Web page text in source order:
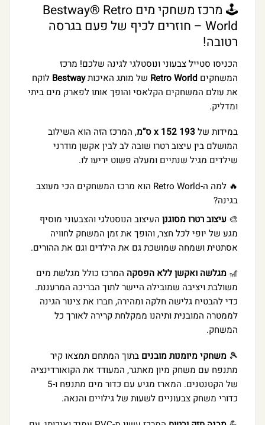
🕹️ מרכז משחקי מים Bestway® Retro
World – חוזרים לכיף של פעם בגרסה
רטובה!
הכניסו סטייל צבעוני ונוסטלגי לגינה שלכם! מרכז
המשחקים Retro World של מותג האיכותBestway לוקח
את עולם המשחקים הקלאסי והופך אותו לפארק מים ביתי
ומדליק.
במידות של193 x 152 ס”מ
, המרכז הזה הוא השילוב
המושלם בין עיצוב רטרו שובה לב לבין אקשן מודרני
שילדים מגיל שנתיים ומעלה פשוט יריעו לו.
🔥 למה ה-Retro World הוא מרכז המשחקים הכי מעוצב
בגינה?
🎨 עיצוב רטרו מסוגנן העיצוב הנוסטלגי והצבעוני מוסיף
מגע של יופי לכל חצר, והופך את זמן המשחק לחוויה
אסתטית ושמחה שמושכת גם את הילדים וגם את ההורים.
🎢 מגלשה ואקשן ללא הפסקה המרכז כולל מגלשת מים
משולבת ויציבה שמובילה היישר לתוך הבריכה המרעננת.
כדי להבטיח גלישה חלקה ומהירה, חברו את צינור הגינה
לממטרה המובנית ותיהנו ממקלחת קרירה לאורך כל
המשחק.
🎾 משחקי מיומנות מובנים בתוך המתחם תמצאו קיר
מתנפח עם משחק מיון מאתגר, המעודד את הקואורדינציה
של הקטנטנים. המארז מגיע עם כדור מים מתנפח ו-5
כדורי משחק צבעוניים לשעות של גילויים והנאה.